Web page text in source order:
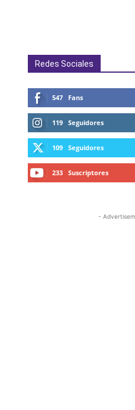
Redes Sociales
547 Fans
119 Seguidores
109 Seguidores
233 Suscriptores
-